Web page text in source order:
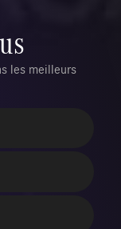
les meilleurs